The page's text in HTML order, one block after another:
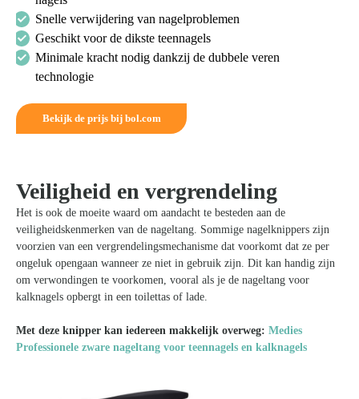
Snelle verwijdering van nagelproblemen
Geschikt voor de dikste teennagels
Minimale kracht nodig dankzij de dubbele veren
technologie
Bekijk de prijs bij bol.com
Veiligheid en vergrendeling
Het is ook de moeite waard om aandacht te besteden aan de
veiligheidskenmerken van de nageltang. Sommige nagelknippers zijn
voorzien van een vergrendelingsmechanisme dat voorkomt dat ze per
ongeluk opengaan wanneer ze niet in gebruik zijn. Dit kan handig zijn
om verwondingen te voorkomen, vooral als je de nageltang voor
kalknagels opbergt in een toilettas of lade.
Met deze knipper kan iedereen makkelijk overweg: Medies
Professionele zware nageltang voor teennagels en kalknagels